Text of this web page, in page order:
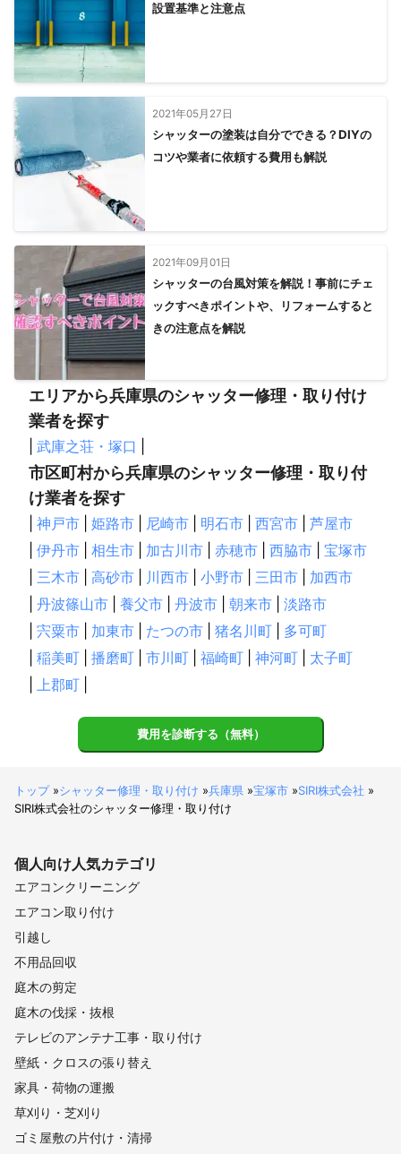
設置基準と注意点
2021年05月27日
シャッターの塗装は自分でできる？DIYの
コツや業者に依頼する費用も解説
2021年09月01日
シャッターの台風対策を解説！事前にチェ
ックすべきポイントや、リフォームすると
きの注意点を解説
エリアから兵庫県のシャッター修理・取り付け
業者を探す
武庫之荘・塚口
市区町村から兵庫県のシャッター修理・取り付
け業者を探す
神戸市 姫路市 尼崎市 明石市 西宮市
芦屋市
伊丹市 相生市 加古川市 赤穂市 西脇市
宝塚市
三木市 高砂市 川西市 小野市 三田市
加西市
丹波篠山市 養父市 丹波市 朝来市
淡路市
宍粟市 加東市 たつの市 猪名川町
多可町
稲美町 播磨町 市川町 福崎町 神河町
太子町
上郡町
費用を診断する（無料）
トップ»シャッター修理・取り付け »兵庫県 »宝塚市 »SIRI株式会社 »
SIRI株式会社のシャッター修理・取り付け
個人向け人気カテゴリ
エアコンクリーニング
エアコン取り付け
引越し
不用品回収
庭木の剪定
庭木の伐採・抜根
テレビのアンテナ工事・取り付け
壁紙・クロスの張り替え
家具・荷物の運搬
草刈り・芝刈り
ゴミ屋敷の片付け・清掃